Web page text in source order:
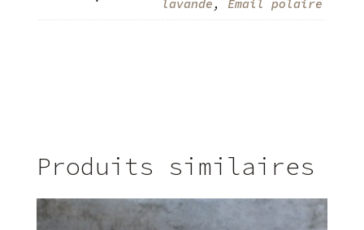
lavande , Émail polaire
Produits similaires